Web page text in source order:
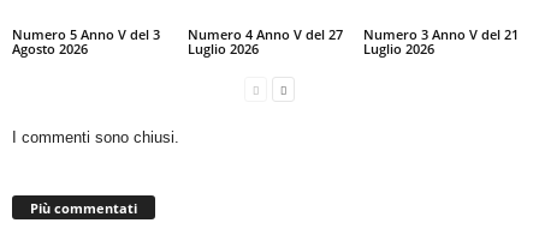
Numero 5 Anno V del 3
Agosto 2026
Numero 4 Anno V del 27
Luglio 2026
Numero 3 Anno V del 21
Luglio 2026
I commenti sono chiusi.
Più commentati